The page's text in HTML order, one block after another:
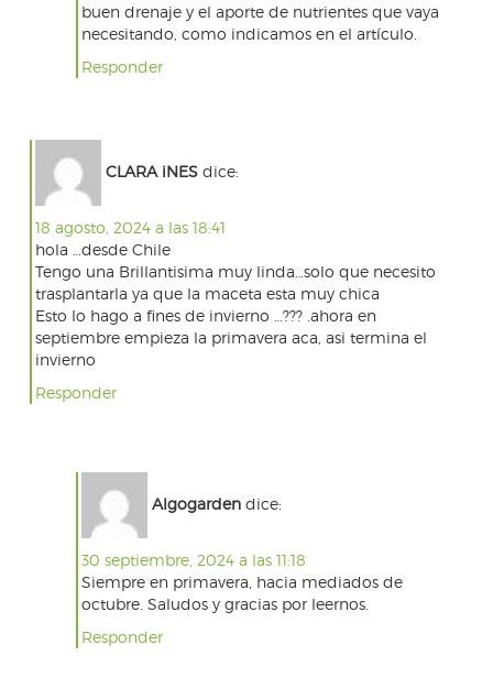
buen drenaje y el aporte de nutrientes que vaya
necesitando, como indicamos en el artículo.
Responder
CLARA iNES dice:
18 agosto, 2024 a las 18:41
hola …desde Chile
Tengo una Brillantisima muy linda…solo que necesito
trasplantarla ya que la maceta esta muy chica
Esto lo hago a fines de invierno …??? .ahora en
septiembre empieza la primavera aca, asi termina el
invierno
Responder
Algogarden dice:
30 septiembre, 2024 a las 11:18
Siempre en primavera, hacia mediados de
octubre. Saludos y gracias por leernos.
Responder